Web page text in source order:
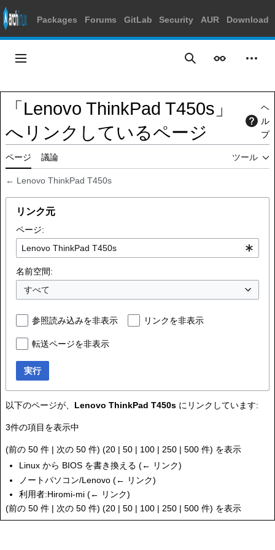
Packages Forums GitLab Security AUR Download
キ
ッ
プ
メインメニュー 検索 表示 個人
「Lenovo ThinkPad T450s」
へリンクしているページ
ヘ
ル
プ
ページ 議論 ツール
← Lenovo ThinkPad T450s
リンク元
ページ:
名前空間:
すべて
参照読み込みを非表示 リンクを非表示
転送ページを非表示
実行
以下のページが、 Lenovo ThinkPad T450s にリンクしています:
3件の項目を表示中
(前の 50 件 | 次の 50 件) (20 | 50 | 100 | 250 | 500 件) を表示
Linux から BIOS を書き換える (← リンク)
ノートパソコン/Lenovo (← リンク)
利用者:Hiromi-mi (← リンク)
(前の 50 件 | 次の 50 件) (20 | 50 | 100 | 250 | 500 件) を表示